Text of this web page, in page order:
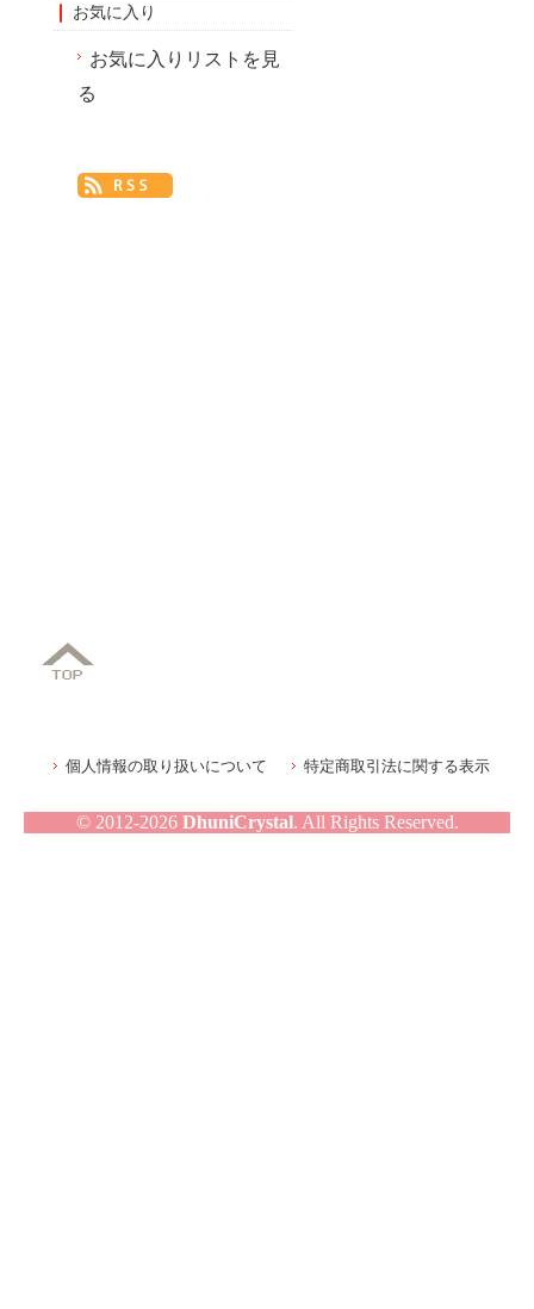
お気に入り
お気に入りリストを見
る
個人情報の取り扱いについて 特定商取引法に関する表示
© 2012-2026 DhuniCrystal. All Rights Reserved.